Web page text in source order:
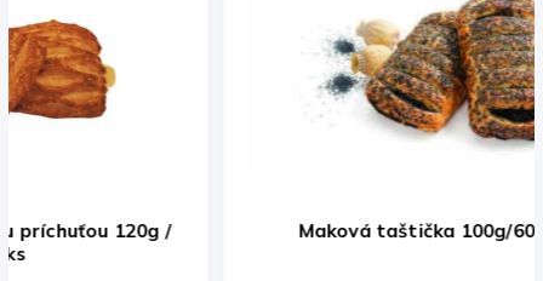
Maková taštička 100g/60ks